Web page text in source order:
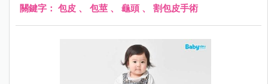
關鍵字： 包皮 、 包莖 、 龜頭 、 割包皮手術